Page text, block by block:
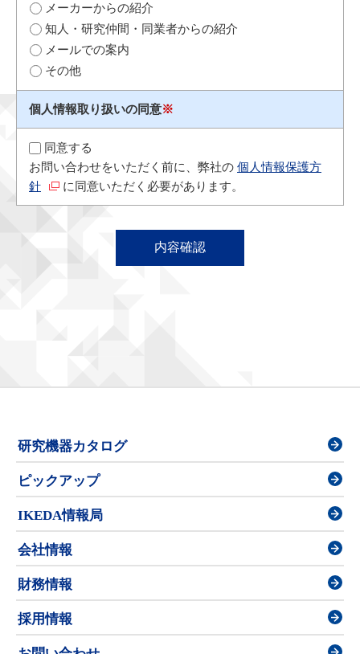
メーカーからの紹介
知人・研究仲間・同業者からの紹介
メールでの案内
その他
個人情報取り扱いの同意※
同意する
お問い合わせをいただく前に、弊社の 個人情報保護方
針
に同意いただく必要があります。
研究機器カタログ
ピックアップ
IKEDA情報局
会社情報
財務情報
採用情報